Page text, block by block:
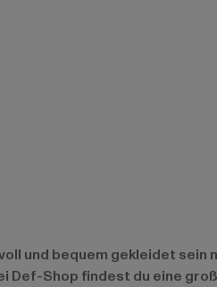
und bequem gekleidet
Shop findest du eine